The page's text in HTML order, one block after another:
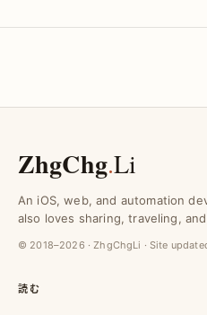
ZhgChg.Li
An iOS, web, and automation
also loves sharing, traveling,
© 2018–2026 · ZhgChgLi · Site
読む